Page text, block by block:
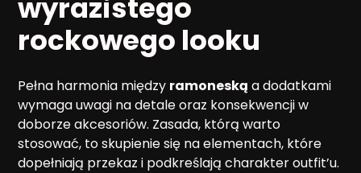
wyrazistego
rockowego looku
Pełna harmonia między ramoneską a dodatkami
wymaga uwagi na detale oraz konsekwencji w
doborze akcesoriów. Zasada, którą warto
stosować, to skupienie się na elementach, które
dopełniają przekaz i podkreślają charakter outfit’u.